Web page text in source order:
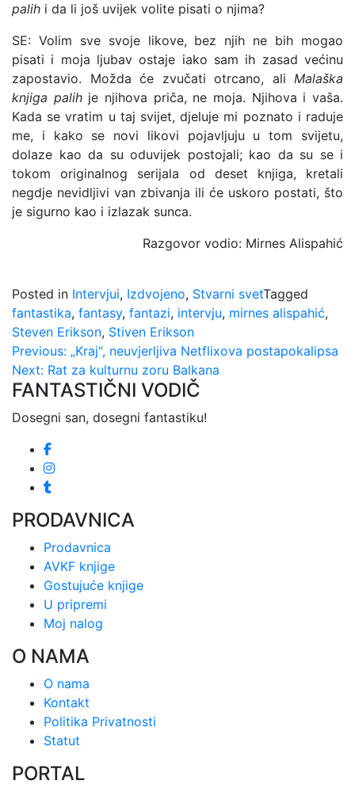
palih i da li još uvijek volite pisati o njima?
SE: Volim sve svoje likove, bez njih ne bih mogao
pisati i moja ljubav ostaje iako sam ih zasad većinu
zapostavio. Možda će zvučati otrcano, ali Malaška
knjiga palihje njihova priča, ne moja. Njihova i vaša.
Kada se vratim u taj svijet, djeluje mi poznato i raduje
me, i kako se novi likovi pojavljuju u tom svijetu,
dolaze kao da su oduvijek postojali; kao da su se i
tokom originalnog serijala od deset knjiga, kretali
negdje nevidljivi van zbivanja ili će uskoro postati, što
je sigurno kao i izlazak sunca.
Razgovor vodio: Mirnes Alispahić
Posted in Intervjui, Izdvojeno, Stvarni svetTagged
fantastika, fantasy, fantazi, intervju, mirnes alispahić,
Steven Erikson, Stiven Erikson
Kretanje
članka
Previous: „Kraj“, neuvjerljiva Netflixova postapokalipsa
Next: Rat za kulturnu zoru Balkana
FANTASTIČNI VODIČ
Dosegni san, dosegni fantastiku!
PRODAVNICA
Prodavnica
AVKF knjige
Gostujuće knjige
U pripremi
Moj nalog
O NAMA
O nama
Kontakt
Politika Privatnosti
Statut
PORTAL